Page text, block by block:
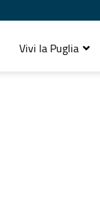
Vivi la Puglia